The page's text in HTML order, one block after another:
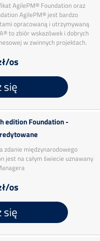
AgilePM® Foundation oraz
AgilePM® jest bardzo
opracowaną i utrzymywaną
to zbiór wskazówek i dobrych
w zwinnych projektach.
os
się
edition Foundation -
zdanie międzynarodowego
jest na całym świecie uznawany
os
się